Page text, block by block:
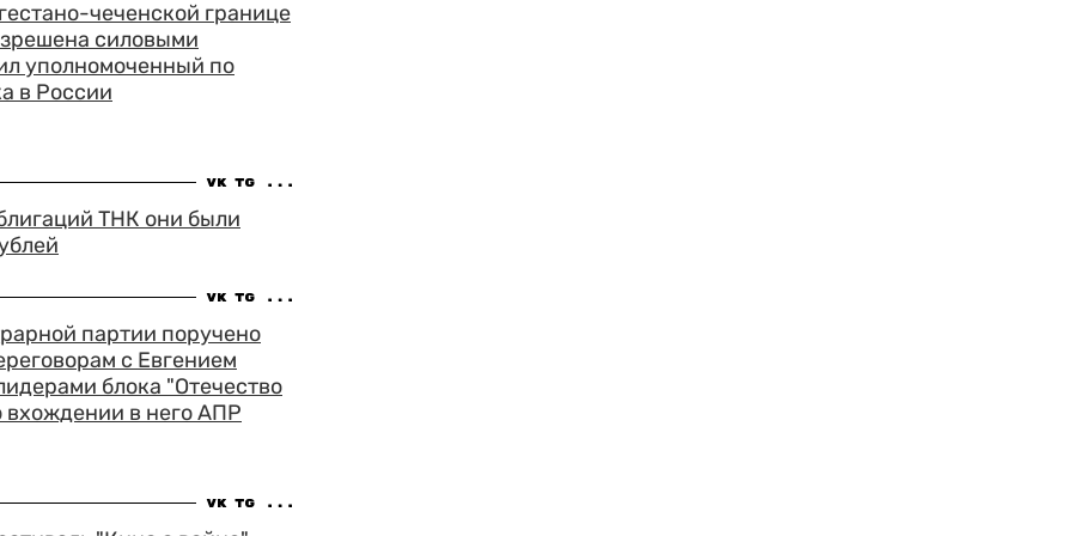
чеченской границе
силовыми
уполномоченный по
в России
ТНК они были
партии поручено
с Евгением
блока "Отечество
вхождении в него АПР
что
в нем на
любое место